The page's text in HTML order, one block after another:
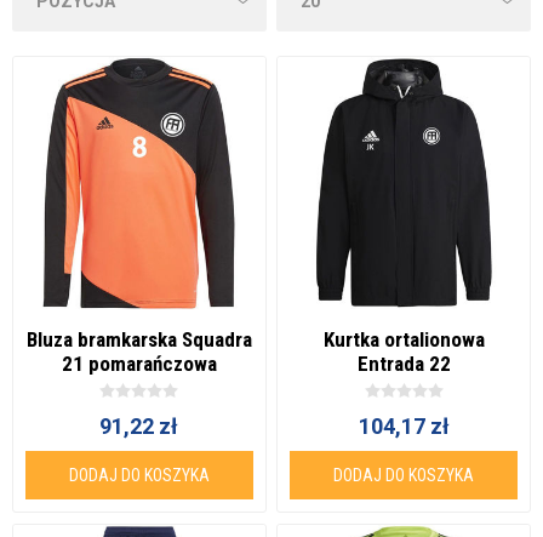
Bluza bramkarska Squadra
21 pomarańczowa
91,22 zł
DODAJ DO KOSZYKA
Kurtka ortalionowa
Entrada 22
104,17 zł
DODAJ DO KOSZYKA